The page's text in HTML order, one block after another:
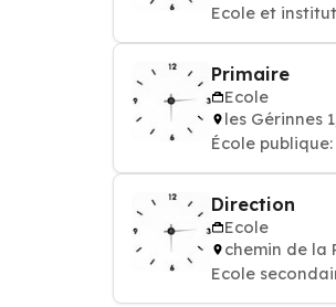
Ecole et
Primaire
Ecole
les Gérinnes
École
Direction
Ecole
chemin de la
Ecole